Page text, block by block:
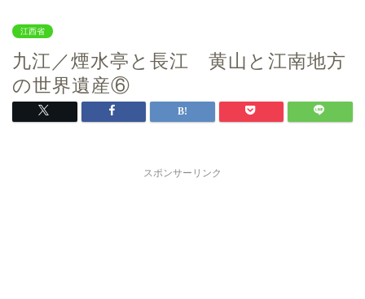
江西省
九江／煙水亭と長江 黄山と江南地方
の世界遺産⑥
スポンサーリンク